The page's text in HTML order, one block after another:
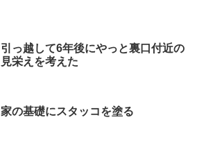
引っ越して6年後にやっと裏口付近の
見栄えを考えた
家の基礎にスタッコを塗る